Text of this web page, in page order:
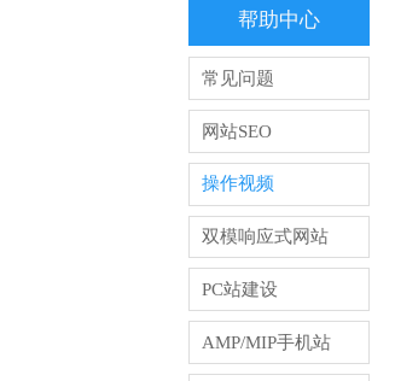
帮助中心
常见问题
网站SEO
操作视频
双模响应式网站
PC站建设
AMP/MIP手机站